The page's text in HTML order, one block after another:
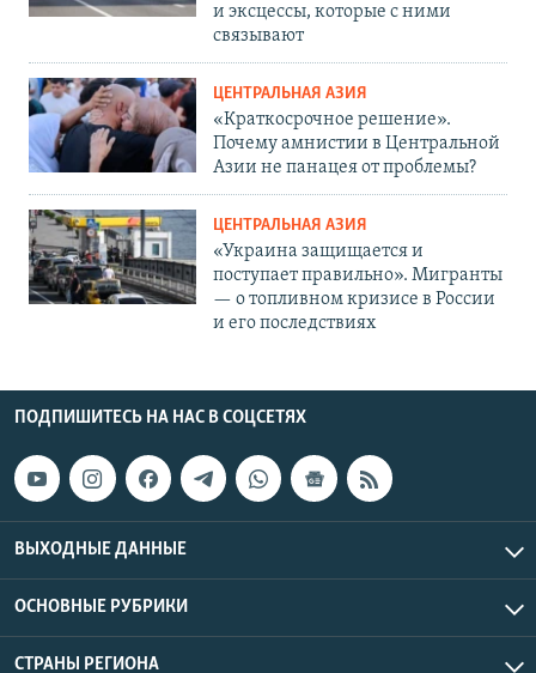
и эксцессы, которые с ними
связывают
ЦЕНТРАЛЬНАЯ АЗИЯ
«Краткосрочное решение».
Почему амнистии в Центральной
Азии не панацея от проблемы?
ЦЕНТРАЛЬНАЯ АЗИЯ
«Украина защищается и
поступает правильно». Мигранты
— о топливном кризисе в России
и его последствиях
ПОДПИШИТЕСЬ НА НАС В СОЦСЕТЯХ
ВЫХОДНЫЕ ДАННЫЕ
ОСНОВНЫЕ РУБРИКИ
СТРАНЫ РЕГИОНА